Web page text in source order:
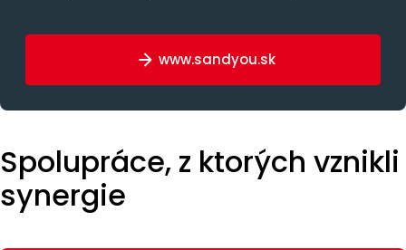
www.sandyou.sk
Spolupráce, z ktorých vznikli
synergie